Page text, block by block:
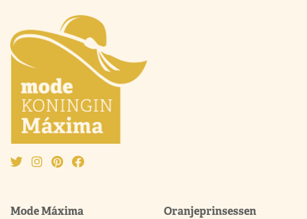
Mode Máxima Oranjeprinsessen